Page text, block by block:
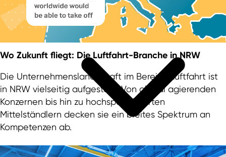
Wo Zukunft fliegt: DieLuftfahrt-Branche in NRW
Die Unternehmenslandschaft im Bereich Luftfahrt ist
in NRW vielseitig aufgestellt. Von global agierenden
Konzernen bis hin zu hochspezialisierten
Mittelständlern decken sie ein breites Spektrum an
Kompetenzen ab.